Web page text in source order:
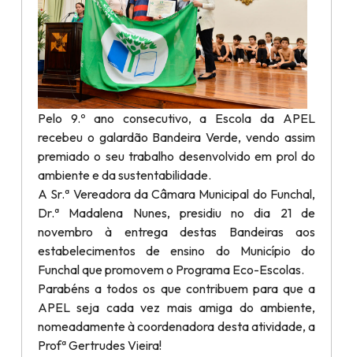
Pelo 9.º ano consecutivo, a Escola da APEL
recebeu o galardão Bandeira Verde, vendo assim
premiado o seu trabalho desenvolvido em prol do
ambiente e da sustentabilidade.
A Sr.ª Vereadora da Câmara Municipal do Funchal,
Dr.ª Madalena Nunes, presidiu no dia 21 de
novembro à entrega destas Bandeiras aos
estabelecimentos de ensino do Município do
Funchal que promovem o Programa Eco-Escolas.
Parabéns a todos os que contribuem para que a
APEL seja cada vez mais amiga do ambiente,
nomeadamente à coordenadora desta atividade, a
Profª Gertrudes Vieira!